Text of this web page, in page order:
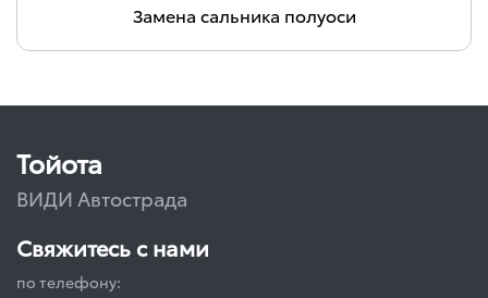
Замена сальника полуоси
Тойота
ВИДИ Автострада
Свяжитесь с нами
по телефону: